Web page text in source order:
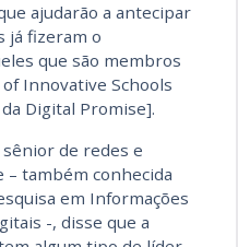
ajudarão a antecipar
já fizeram o
que são membros
Innovative Schools
Digital Promise].
sênior de redes e
– também conhecida
em Informações
-, disse que a